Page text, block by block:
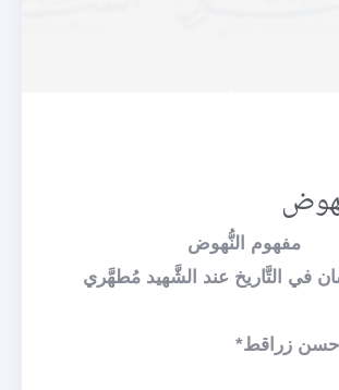
مفهوم النُّهوض
في التَّاريخ عند الشَّهيد مُطهَّري
حسن زراقط*